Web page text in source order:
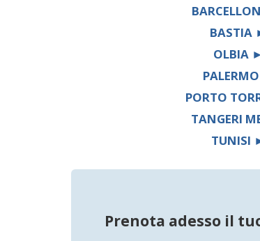
BASTIA
OLBIA
PORTO
TANGERI
TUNISI
Prenota adesso il